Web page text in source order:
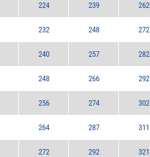
224 239 262
232 248 272
240 257 282
248 266 292
256 274 302
264 287 311
272 292 321